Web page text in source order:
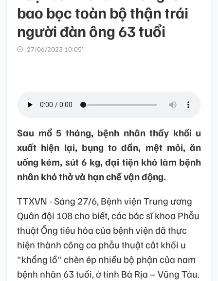
bao bọc toàn bộ thận trái
người đàn ông 63 tuổi
27/06/2023 10:05’
Sau mổ 5 tháng, bệnh nhân thấy khối u
xuất hiện lại, bụng to dần, mệt mỏi, ăn
uống kém, sút 6 kg, đại tiện khó làm bệnh
nhân khó thở và hạn chế vận động.
TTXVN - Sáng 27/6, Bệnh viện Trung ương
Quân đội 108 cho biết, các bác sĩ khoa Phẫu
thuật Ống tiêu hóa của bệnh viện đã thực
hiện thành công ca phẫu thuật cắt khối u
"khổng lồ" chèn ép nhiều bộ phận của nam
bệnh nhân 63 tuổi, ở tỉnh Bà Rịa – Vũng Tàu.